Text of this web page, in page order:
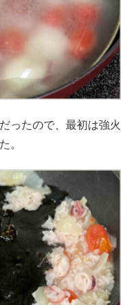
ったので、最初は強火
。